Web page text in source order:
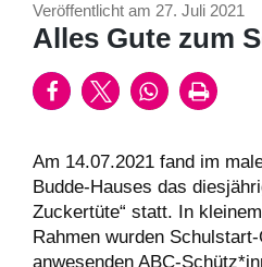
Veröffentlicht am 27. Juli 2021
Alles Gute zum
Am 14.07.2021 fand im
Budde-Hauses das
Zuckertüte“ statt. In
Rahmen wurden
anwesenden ABC-